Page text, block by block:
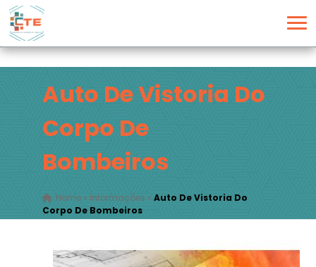
Auto De Vistoria Do
Corpo De
Bombeiros
Home» Informações » Auto De Vistoria Do
Corpo De Bombeiros